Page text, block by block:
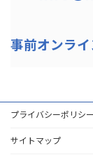
事前オンラ
プライバシーポリシー
サイトマップ